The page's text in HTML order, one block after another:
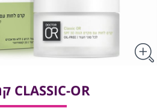
CLASSIC-OR קרם לחות